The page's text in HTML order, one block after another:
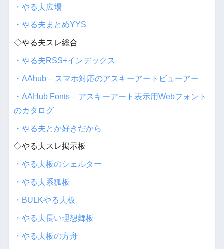
・やる夫広場
・やる夫まとめYYS
◇やる夫スレ総合
・やる夫RSS+インデックス
・AAhub – スマホ対応のアスキーアートビューアー
・AAHub Fonts – アスキーアート表示用Webフォント
のカタログ
・やる夫とか好きだから
◇やる夫スレ掲示板
・やる夫板のシェルター
・やる夫系狐板
・BULKやる夫板
・やる夫長い理想郷板
・やる夫板の方舟